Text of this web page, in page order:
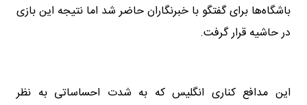
باشگاه‌ها برای گفتگو با خبرنگاران حاضر شد اما نتیجه این بازی
در حاشیه قرار گرفت.
این مدافع کناری انگلیس که به‌ شدت احساساتی به نظر